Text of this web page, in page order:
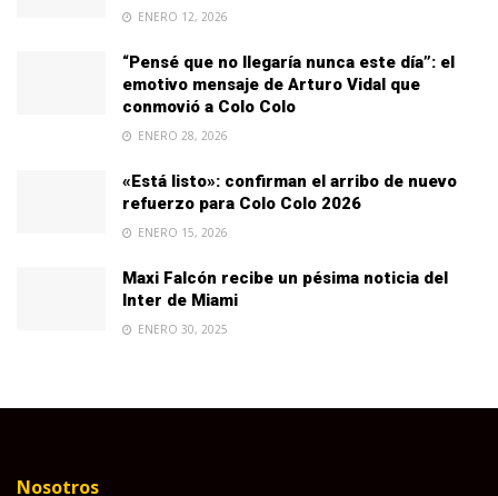
ENERO 12, 2026
“Pensé que no llegaría nunca este día”: el
emotivo mensaje de Arturo Vidal que
conmovió a Colo Colo
ENERO 28, 2026
«Está listo»: confirman el arribo de nuevo
refuerzo para Colo Colo 2026
ENERO 15, 2026
Maxi Falcón recibe un pésima noticia del
Inter de Miami
ENERO 30, 2025
Nosotros